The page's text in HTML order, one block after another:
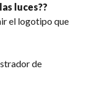
luces??
el logotipo que
de